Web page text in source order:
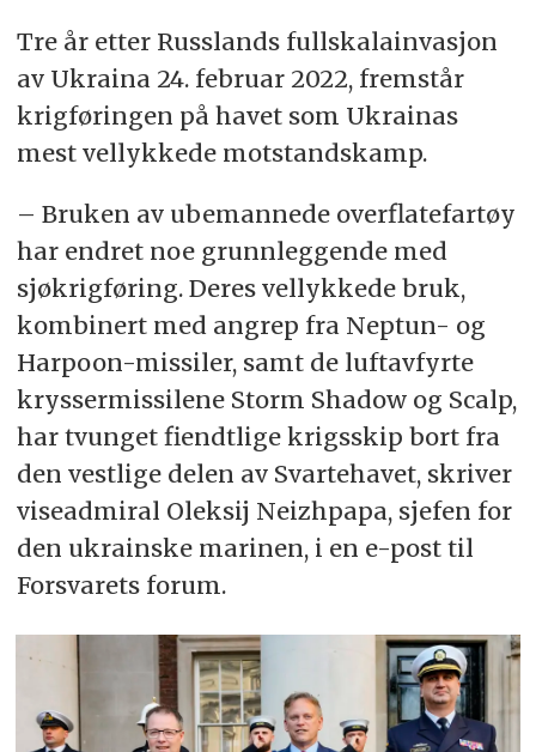
Tre år etter Russlands fullskalainvasjon
av Ukraina 24. februar 2022, fremstår
krigføringen på havet som Ukrainas
mest vellykkede motstandskamp.
– Bruken av ubemannede overflatefartøy
har endret noe grunnleggende med
sjøkrigføring. Deres vellykkede bruk,
kombinert med angrep fra Neptun- og
Harpoon-missiler, samt de luftavfyrte
kryssermissilene Storm Shadow og Scalp,
har tvunget fiendtlige krigsskip bort fra
den vestlige delen av Svartehavet, skriver
viseadmiral Oleksij Neizhpapa, sjefen for
den ukrainske marinen, i en e-post til
Forsvarets forum.